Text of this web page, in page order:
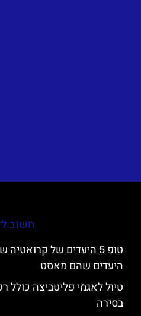
חשוב
טופ 5 היעדים של
היעדים שהם מאסט
טיול לאגמי פליטביצה כולל
בסירה